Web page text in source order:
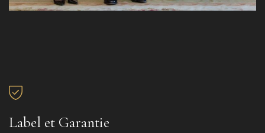
Label et Garantie